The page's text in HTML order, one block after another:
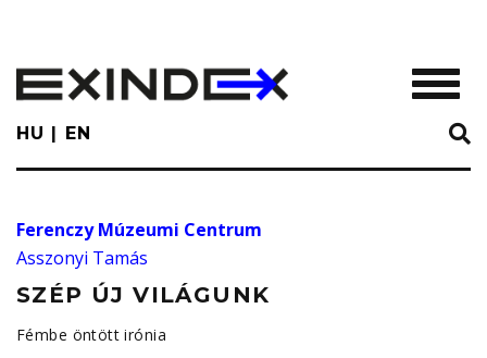
main
content
HU EN
Ferenczy Múzeumi Centrum
Asszonyi Tamás
SZÉP ÚJ VILÁGUNK
Fémbe öntött irónia